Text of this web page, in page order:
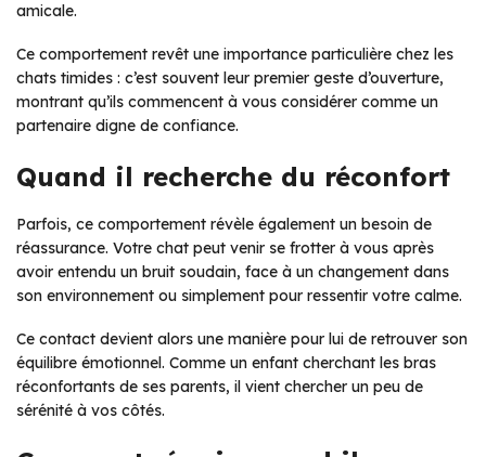
amicale.
Ce comportement revêt une importance particulière chez les
chats timides : c’est souvent leur premier geste d’ouverture,
montrant qu’ils commencent à vous considérer comme un
partenaire digne de confiance.
Quand il recherche du réconfort
Parfois, ce comportement révèle également un besoin de
réassurance. Votre chat peut venir se frotter à vous après
avoir entendu un bruit soudain, face à un changement dans
son environnement ou simplement pour ressentir votre calme.
Ce contact devient alors une manière pour lui de retrouver son
équilibre émotionnel. Comme un enfant cherchant les bras
réconfortants de ses parents, il vient chercher un peu de
sérénité à vos côtés.